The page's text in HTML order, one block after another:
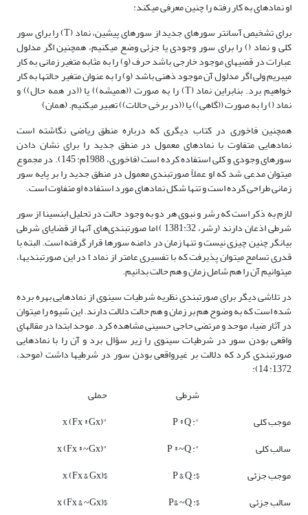
او نمادهای به کار رفته را چنین معرفی می­کند:
برای تشخیص آسان­تر سورهای جدید از سورهای پیشین، نماد (T) را برای سور
کلی و نماد () را برای سور وجودی یا جزئی وضع می­کنیم، همچنین اگر مدلول
عبارات در قضیه­­ای موجود خارجی باشد حرف (و) را به مثابه متغیر زمانی به کار
می­بریم ولی اگر مدلول آن موجود ذهنی باشد (و) را به عنوان متغیر حالت­ها به کار
خواهیم برد. بنابراین نماد (T) را به صورت ((همیشه)) یا ((در همه حال)) و
نماد () را به صورت ((گاهی)) یا ((در برخی حالات)) تعبیر می­کنیم. (همان)
همچنین فاخوری در کتاب دیگری که درباره منطق ریاضی نگاشته است
نمادهایی متفاوت با نمادهای معمول در منطق جدید را برای نشان دادن
سورهای وجودی و کلی استفاده کرده است (فاخوری، 1988م:‌ 145). در مجموع
می­توان مدعی شد که او عملاً صورت­بندی معمول در منطق جدید را بر پایه سور
زمانی طراحی کرده است و تنها شکل نمادهای مورد استفاده او متفاوت است.
لازم به ذکر است که رشر و نبوی هر دو به وجود حالت در تحلیل ابن­سینا از سور
شرطی اذعان دارند (رشر، 1381:‌32 ) اما صورت­بندی‌های آنها از قضایای شرطی
بیان­گر چنین چیزی نیست و تنها زمان در دامنه سورها قرار گرفته است. البته با
قدری تسامح می­توان پذیرفت که با تفسیری عام­تر از نماد t در این صورت­بندی­ها،
می­توانیم آن را هم شامل زمان و هم حالت بدانیم.
در تلاشی دیگر برای صورت­بندی نظریه شرطیات سینوی از نمادهایی بهره برده
شده است که به وضوح هم بر زمان و هم حالت دلالت دارند. این شیوه را می­توان
در آثار ضیاء موحد و مرتضی حاجی حسینی مشاهده کرد. موحد ابتدا در مقاله­ای
واقعی بودن سور در شرطیات سینوی را زیر سؤال برد و آن را با نمادهایی
صورت­بندی کرد که دلالت بر غیرواقعی بودن سور در شرطی­ها داشت (موحد،
1372: 14):
شرطی
حملی
موجب کلی
": P ® Q
"x (Fx ® Gx)
سالب کلی
": P ® ~Q
"x (Fx ® ~Gx)
موجب جزئی
$: P & Q
$x (Fx & Gx)
سالب جزئی
$: P& ~Q
$x (Fx & ~Gx)